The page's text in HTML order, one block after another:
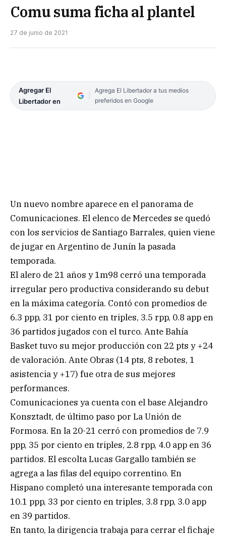
Comu suma ficha al plantel
27 de junio de 2021
Agregar El
Libertador en
Agrega El Libertador a tus medios
preferidos en Google
Un nuevo nombre aparece en el panorama de
Comunicaciones. El elenco de Mercedes se quedó
con los servicios de Santiago Barrales, quien viene
de jugar en Argentino de Junín la pasada
temporada.
El alero de 21 años y 1m98 cerró una temporada
irregular pero productiva considerando su debut
en la máxima categoría. Contó con promedios de
6.3 ppp, 31 por ciento en triples, 3.5 rpp, 0.8 app en
36 partidos jugados con el turco. Ante Bahía
Basket tuvo su mejor producción con 22 pts y +24
de valoración. Ante Obras (14 pts, 8 rebotes, 1
asistencia y +17) fue otra de sus mejores
performances.
Comunicaciones ya cuenta con el base Alejandro
Konsztadt, de último paso por La Unión de
Formosa. En la 20-21 cerró con promedios de 7.9
ppp, 35 por ciento en triples, 2.8 rpp, 4.0 app en 36
partidos. El escolta Lucas Gargallo también se
agrega a las filas del equipo correntino. En
Hispano completó una interesante temporada con
10.1 ppp, 33 por ciento en triples, 3.8 rpp, 3.0 app
en 39 partidos.
En tanto, la dirigencia trabaja para cerrar el fichaje